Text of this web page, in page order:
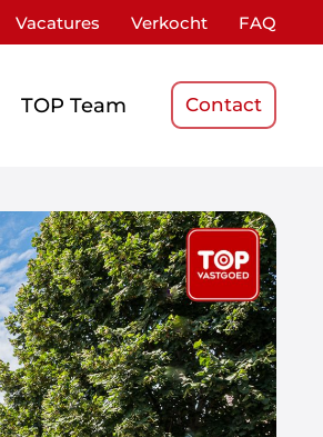
Vacatures Verkocht FAQ
TOP Team Contact